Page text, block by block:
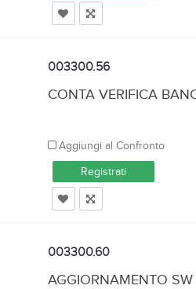
003300.56
CONTA VERIFICA
Aggiungi al Confronto
Registrati
003300.60
AGGIORNAMENTO